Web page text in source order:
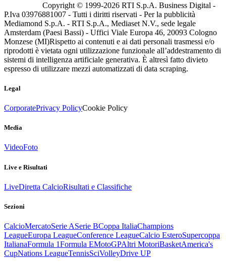
Copyright © 1999-2026 RTI S.p.A. Business Digital -
P.Iva 03976881007 - Tutti i diritti riservati - Per la pubblicità
Mediamond S.p.A. - RTI S.p.A., Mediaset N.V., sede legale
Amsterdam (Paesi Bassi) - Uffici Viale Europa 46, 20093 Cologno
Monzese (MI)Rispetto ai contenuti e ai dati personali trasmessi e/o
riprodotti è vietata ogni utilizzazione funzionale all’addestramento di
sistemi di intelligenza artificiale generativa. È altresì fatto divieto
espresso di utilizzare mezzi automatizzati di data scraping.
Legal
CorporatePrivacy PolicyCookie Policy
Media
VideoFoto
Live e Risultati
LiveDiretta CalcioRisultati e Classifiche
Sezioni
CalcioMercatoSerie ASerie BCoppa ItaliaChampions
LeagueEuropa LeagueConference LeagueCalcio EsteroSupercoppa
ItalianaFormula 1Formula EMotoGPAltri MotoriBasketAmerica's
CupNations LeagueTennisSciVolleyDrive UP